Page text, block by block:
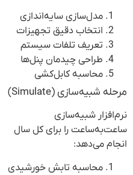
مدل‌سازی سایه‌اندازی
انتخاب دقیق تجهیزات
تعریف تلفات سیستم
طراحی چیدمان پنل‌ها
محاسبه کابل‌کشی
مرحله شبیه‌سازی (Simulate)
نرم‌افزار شبیه‌سازی
ساعت‌به‌ساعت را برای کل سال
انجام می‌دهد:
محاسبه تابش خورشیدی